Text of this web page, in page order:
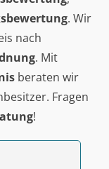
. Wir
nach
. Mit
beraten wir
Fragen
!